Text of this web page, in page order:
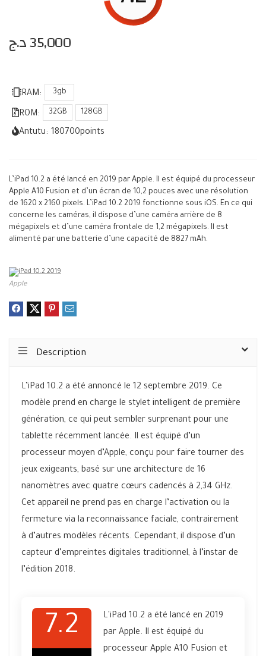
35,000د.ج
RAM: 3gb
ROM: 32GB 128GB
Antutu: 180700points
L’iPad 10.2 a été lancé en 2019 par Apple. Il est équipé du processeur
Apple A10 Fusion et d’un écran de 10,2 pouces avec une résolution
de 1620 x 2160 pixels. L’iPad 10.2 2019 fonctionne sous iOS. En ce qui
concerne les caméras, il dispose d’une caméra arrière de 8
mégapixels et d’une caméra frontale de 1,2 mégapixels. Il est
alimenté par une batterie d’une capacité de 8827 mAh.
Apple
Description
L’iPad 10.2 a été annoncé le 12 septembre 2019. Ce
modèle prend en charge le stylet intelligent de première
génération, ce qui peut sembler surprenant pour une
tablette récemment lancée. Il est équipé d’un
processeur moyen d’Apple, conçu pour faire tourner des
jeux exigeants, basé sur une architecture de 16
nanomètres avec quatre cœurs cadencés à 2,34 GHz.
Cet appareil ne prend pas en charge l’activation ou la
fermeture via la reconnaissance faciale, contrairement
à d’autres modèles récents. Cependant, il dispose d’un
capteur d’empreintes digitales traditionnel, à l’instar de
l’édition 2018.
7.2
L'iPad 10.2 a été lancé en 2019
par Apple. Il est équipé du
processeur Apple A10 Fusion et